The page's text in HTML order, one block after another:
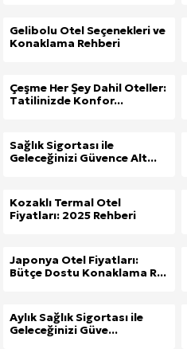
Gelibolu Otel Seçenekleri ve
Konaklama Rehberi
Çeşme Her Şey Dahil Oteller:
Tatilinizde Konfor...
Sağlık Sigortası ile
Geleceğinizi Güvence Alt...
Kozaklı Termal Otel
Fiyatları: 2025 Rehberi
Japonya Otel Fiyatları:
Bütçe Dostu Konaklama R...
Aylık Sağlık Sigortası ile
Geleceğinizi Güve...